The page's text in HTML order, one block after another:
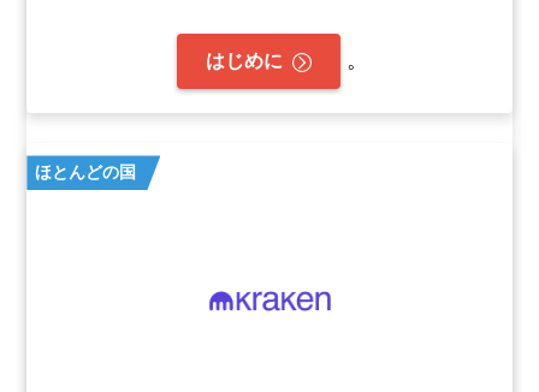
はじめに 。
ほとんどの国